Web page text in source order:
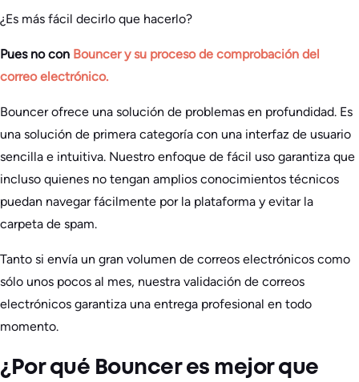
¿Es más fácil decirlo que hacerlo?
Pues no con Bouncer y su proceso de comprobación del
correo electrónico.
Bouncer ofrece una solución de problemas en profundidad. Es
una solución de primera categoría con una interfaz de usuario
sencilla e intuitiva. Nuestro enfoque de fácil uso garantiza que
incluso quienes no tengan amplios conocimientos técnicos
puedan navegar fácilmente por la plataforma y evitar la
carpeta de spam.
Tanto si envía un gran volumen de correos electrónicos como
sólo unos pocos al mes, nuestra validación de correos
electrónicos garantiza una entrega profesional en todo
momento.
¿Por qué Bouncer es mejor que